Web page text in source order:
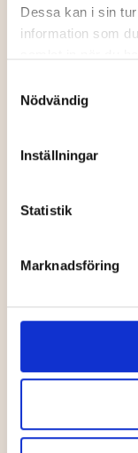
Dessa kan i sin
information som
Nödvändig
Inställningar
Statistik
Marknadsföring
Vandrarhem